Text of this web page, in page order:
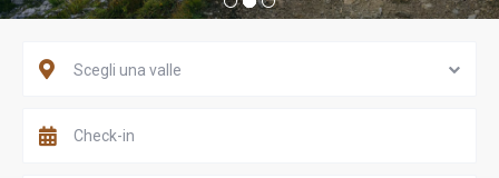
Scegli una valle